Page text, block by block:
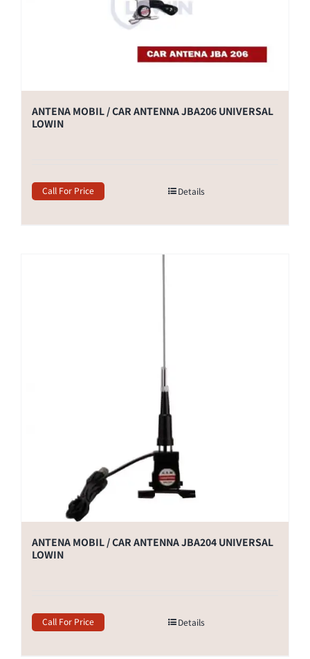
ANTENA MOBIL / CAR ANTENNA JBA206 UNIVERSAL
LOWIN
Call For Price Details
ANTENA MOBIL / CAR ANTENNA JBA204 UNIVERSAL
LOWIN
Call For Price Details